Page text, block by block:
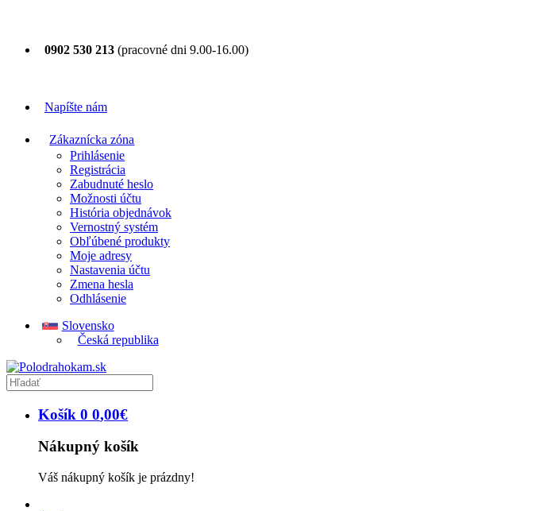
0902 530 213 (pracovné dni 9.00-16.00)
Napíšte nám
Zákaznícka zóna
Prihlásenie
Registrácia
Zabudnuté heslo
Možnosti účtu
História objednávok
Vernostný systém
Obľúbené produkty
Moje adresy
Nastavenia účtu
Zmena hesla
Odhlásenie
Slovensko
Česká republika
Košík 0 0,00€
Nákupný košík
Váš nákupný košík je prázdny!